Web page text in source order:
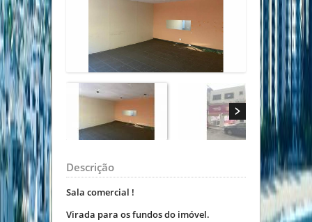
Descrição
Sala comercial !
Virada para os fundos do imóvel.